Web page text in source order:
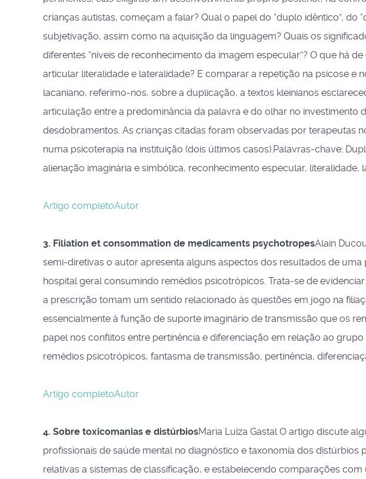
crianças autistas, começam a falar? Qual o papel do “duplo idêntico”, do
subjetivação, assim como na aquisição da linguagem? Quais os
diferentes “níveis de reconhecimento da imagem especular”? O que há
articular literalidade e lateralidade? E comparar a repetição na psicose e
lacaniano, referimo-nos, sobre a duplicação, a textos kleinianos
articulação entre a predominância da palavra e do olhar no investimento
desdobramentos. As crianças citadas foram observadas por terapeutas
numa psicoterapia na instituição (dois últimos casos).Palavras-chave:
alienação imaginária e simbólica, reconhecimento especular, literalidade,
Artigo completoAutor
3. Filiation et consommation de medicaments psychotropesAlain
semi-diretivas o autor apresenta alguns aspectos dos resultados de
hospital geral consumindo remédios psicotrópicos. Trata-se de
a prescrição tomam um sentido relacionado às questões em jogo na
essencialmente à função de suporte imaginário de transmissão que os
papel nos conflitos entre pertinência e diferenciação em relação ao
remédios psicotrópicos, fantasma de transmissão, pertinência,
Artigo completoAutor
4. Sobre toxicomanias e distúrbiosMaria Luiza Gastal O artigo discute
profissionais de saúde mental no diagnóstico e taxonomia dos
relativas a sistemas de classificação, e estabelecendo comparações